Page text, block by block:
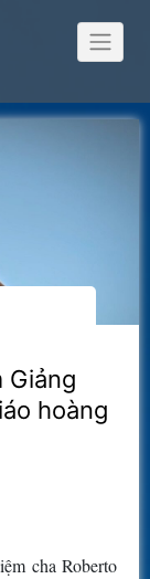
Giảng
hoàng
cha Roberto